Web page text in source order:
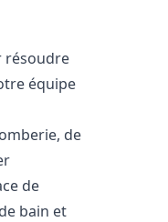
résoudre
équipe
de
de
bain et